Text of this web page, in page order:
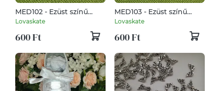
MED102 - Ezüst színű
zenész medál 9x21mm –
Lovaskate
600 Ft
MED103 - Ezüst színű
zenész medál 15x21mm –
hangjegy
Lovaskate
600 Ft